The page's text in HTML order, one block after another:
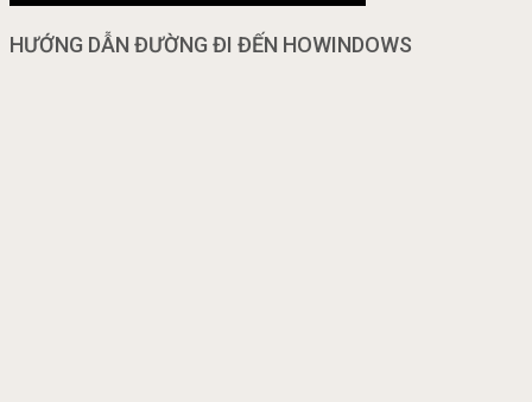
HƯỚNG DẪN ĐƯỜNG ĐI ĐẾN HOWINDOWS